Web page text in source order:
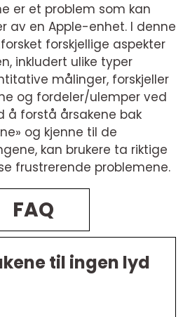
er et problem som kan
av en Apple-enhet. I denne
forskjellige aspekter
inkludert ulike typer
målinger, forskjeller
og fordeler/ulemper ved
å forstå årsakene bak
og kjenne til de
kan brukere ta riktige
frustrerende problemene.
FAQ
til ingen lyd